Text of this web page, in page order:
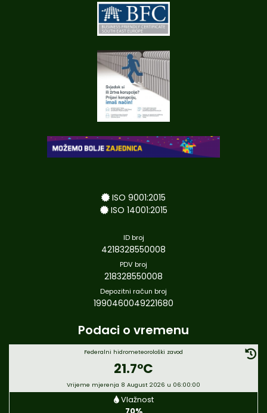
ISO 9001:2015
ISO 14001:2015
ID broj
4218328550008
PDV broj
218328550008
Depozitni račun broj
1990460049221680
Podaci o vremenu
Federalni hidrometeorološki zavod
21.7°C
Vrijeme mjerenja 8 August 2026 u 06:00:00
Vlažnost